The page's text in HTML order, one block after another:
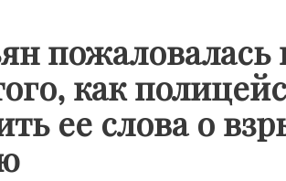
как
ее слова о